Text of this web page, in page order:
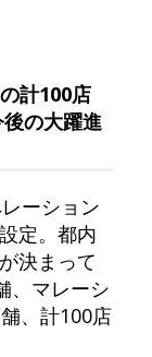
計100店
の大躍進
ーション
定。都内
決まって
、マレーシ
、計100店